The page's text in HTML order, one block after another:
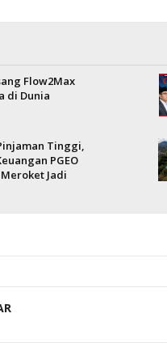
Flow2Max
di Dunia
Tinggi,
PGEO
Jadi